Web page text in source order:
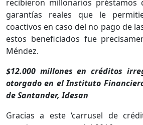
recibieron millonarios préstamos
garantías reales que le
coactivos en caso del no pago de
estos beneficiados fue
Méndez.
$12.000 millones en créditos
otorgado en el Instituto
de Santander, Idesan
Gracias a este ‘carrusel de